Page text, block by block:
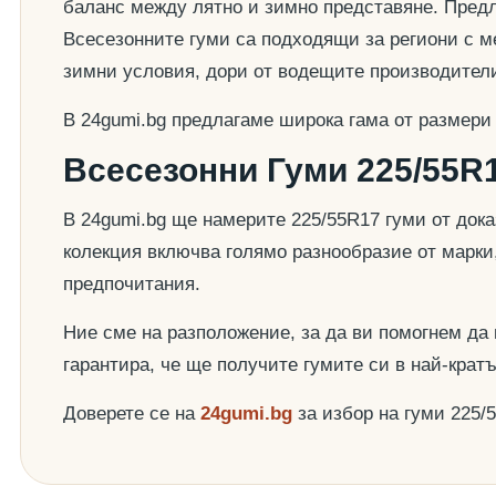
баланс между лятно и зимно представяне.
Всесезонните гуми са подходящи за региони с
зимни условия, дори от водещите
В 24gumi.bg предлагаме широка гама от
Всесезонни Гуми 225/
В 24gumi.bg ще намерите 225/55R17 гуми от
колекция включва голямо разнообразие от
предпочитания.
Ние сме на разположение, за да ви помогнем
гарантира, че ще получите гумите си в най-
Доверете се на 24gumi.bg за избор на гуми 225/